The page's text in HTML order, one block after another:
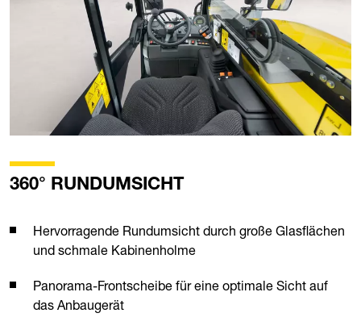
360° RUNDUMSICHT
Hervorragende Rundumsicht durch große Glasflächen
und schmale Kabinenholme
Panorama-Frontscheibe für eine optimale Sicht auf
das Anbaugerät